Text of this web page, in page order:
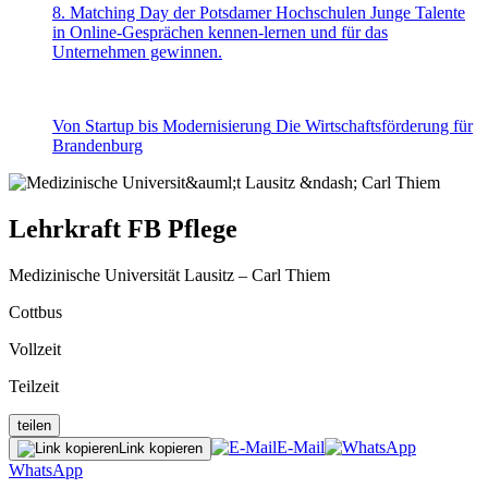
8. Matching Day der Potsdamer Hochschulen Junge Talente
in Online-Gesprächen kennen-lernen und für das
Unternehmen gewinnen.
Von Startup bis Modernisierung Die Wirtschaftsförderung für
Brandenburg
Lehrkraft FB Pflege
Medizinische Universität Lausitz – Carl Thiem
Cottbus
Vollzeit
Teilzeit
teilen
Link kopieren
E-Mail
WhatsApp